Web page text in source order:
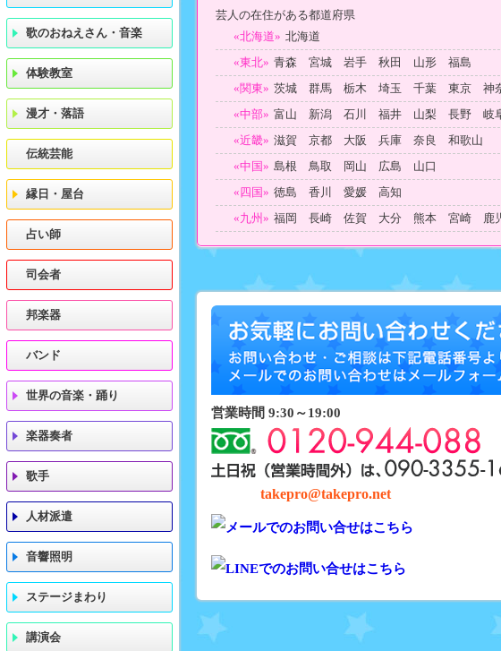
芸人の在住がある都道府県
«北海道» 北海道
«東北» 青森 宮城 岩手 秋田 山形 福島
«関東» 茨城 群馬 栃木 埼玉 千葉 東京 神
«中部» 富山 新潟 石川 福井 山梨 長野 岐
«近畿» 滋賀 京都 大阪 兵庫 奈良 和歌山
«中国» 島根 鳥取 岡山 広島 山口
«四国» 徳島 香川 愛媛 高知
«九州» 福岡 長崎 佐賀 大分 熊本 宮崎 鹿
営業時間 9:30～19:00
takepro@takepro.net
歌のおねえさん・音楽
体験教室
漫才・落語
伝統芸能
縁日・屋台
占い師
司会者
邦楽器
バンド
世界の音楽・踊り
楽器奏者
歌手
人材派遣
音響照明
ステージまわり
講演会